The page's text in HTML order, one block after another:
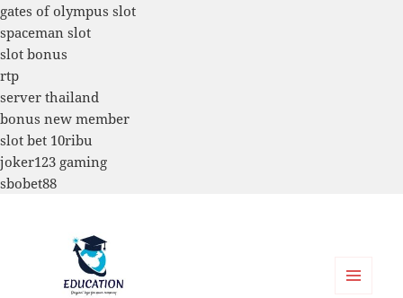
gates of olympus slot
spaceman slot
slot bonus
rtp
server thailand
bonus new member
slot bet 10ribu
joker123 gaming
sbobet88